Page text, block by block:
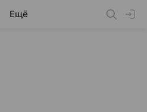
Ещё